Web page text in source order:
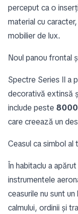
perceput ca o
material cu
mobilier de lux.
Noul panou frontal
Spectre Series II a
decorativă extinsă
include peste
care creează un
Ceasul ca simbol al
În habitaclu a
instrumentele
ceasurile nu sunt
calmului, ordinii și